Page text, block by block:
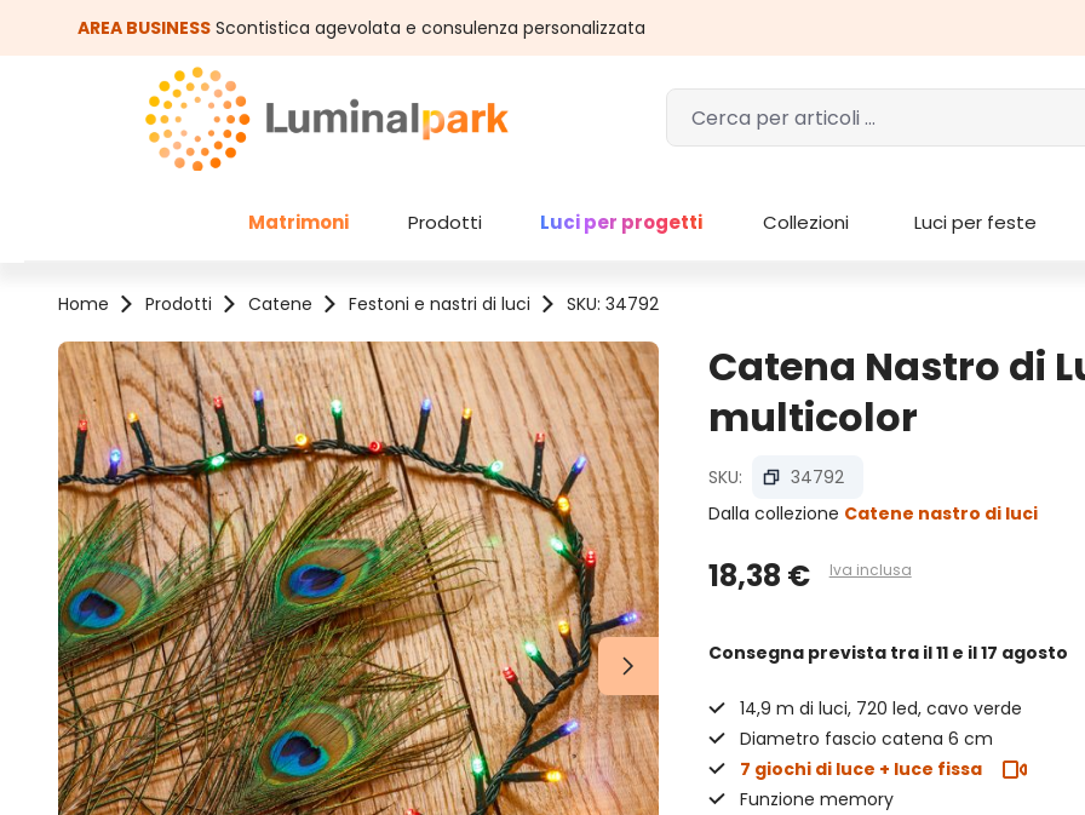
al contenuto principale
Salta alla ricerca
AREA BUSINESS Scontistica agevolata e consulenza personalizzata
Matrimoni Prodotti Luci per progetti Collezioni Luci per feste
Home Prodotti Catene Festoni e nastri di luci SKU: 34792
Salta la galleria di immagini
Catena Nastro di
multicolor
SKU:
34792
Dalla collezione Catene nastro di luci
18,38 € Iva inclusa
Consegna prevista tra il 11 e il 17 agosto
14,9 m di luci, 720 led, cavo verde
Diametro fascio catena 6 cm
7 giochi di luce + luce fissa
Funzione memory